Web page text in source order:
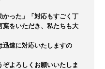
かった」「対応もすごく丁
葉をいただき、私たちも大
迅速に対応いたしますの
よろしくお願いいたしま